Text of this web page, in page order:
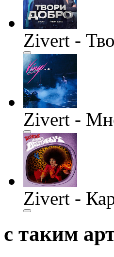
Zivert -
Zivert -
Zivert -
с таким